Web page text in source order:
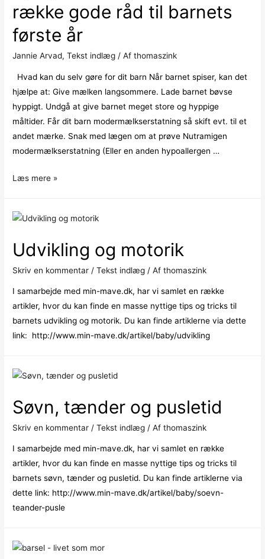
række gode råd til barnets
første år
Jannie Arvad,Tekst indlæg / Afthomaszink
Hvad kan du selv gøre for dit barn Når barnet spiser, kan det
hjælpe at: Give mælken langsommere. Lade barnet bøvse
hyppigt. Undgå at give barnet meget store og hyppige
måltider. Får dit barn modermælkserstatning så skift evt. til et
andet mærke. Snak med lægen om at prøve Nutramigen
modermælkserstatning (Eller en anden hypoallergen …
Hjælp
–
række
gode
til
barnets
første
år
Læs mere »
Udvikling og motorik
Skriv en kommentar /Tekst indlæg / Afthomaszink
I samarbejde med min-mave.dk, har vi samlet en række
artikler, hvor du kan finde en masse nyttige tips og tricks til
barnets udvikling og motorik. Du kan finde artiklerne via dette
link: http://www.min-mave.dk/artikel/baby/udvikling
Søvn, tænder og pusletid
Skriv en kommentar /Tekst indlæg / Afthomaszink
I samarbejde med min-mave.dk, har vi samlet en række
artikler, hvor du kan finde en masse nyttige tips og tricks til
barnets søvn, tænder og pusletid. Du kan finde artiklerne via
dette link: http://www.min-mave.dk/artikel/baby/soevn-
teander-pusle